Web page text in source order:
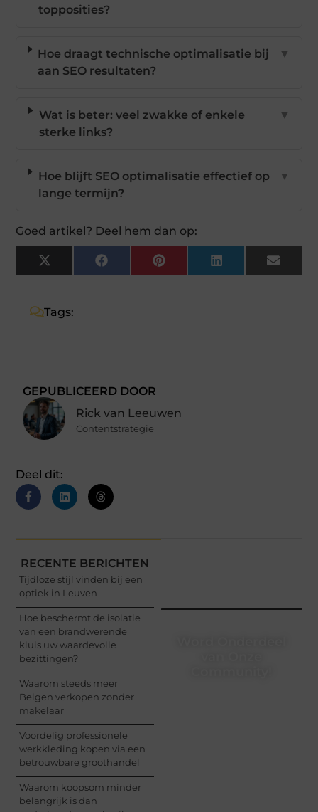
topposities?
Hoe draagt technische optimalisatie bij
aan SEO resultaten?
▼
Wat is beter: veel zwakke of enkele
sterke links?
▼
Hoe blijft SEO optimalisatie effectief op
lange termijn?
▼
Goed artikel? Deel hem dan op:
X
(Twitter)
FacebookPinterestLinkedIn Email
Tags:
GEPUBLICEERD DOOR
Rick van Leeuwen
Contentstrategie
Deel dit:
RECENTE BERICHTEN
Tijdloze stijl vinden bij een
optiek in Leuven
Hoe beschermt de isolatie
van een brandwerende
kluis uw waardevolle
bezittingen?
Waarom steeds meer
Belgen verkopen zonder
makelaar
Voordelig professionele
werkkleding kopen via een
betrouwbare groothandel
Waarom koopsom minder
belangrijk is dan